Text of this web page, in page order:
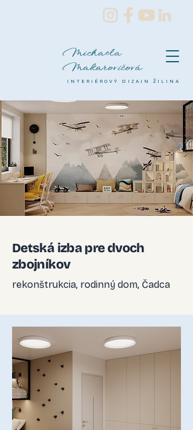
Michaela
Makarovičová
INTERIÉROVÝ DIZAJN ŽILINA
Detská izba pre dvoch
zbojníkov
rekonštrukcia, rodinný dom, Čadca